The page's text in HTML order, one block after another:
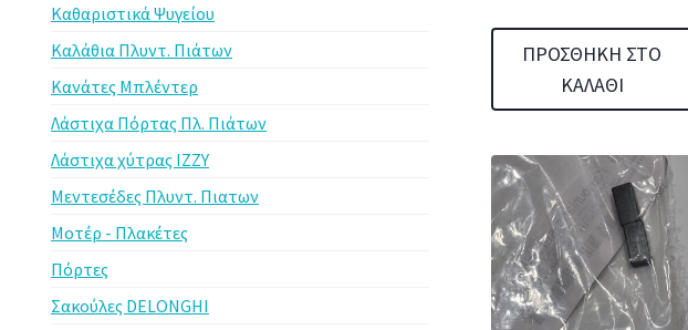
ΠΡΟΣΘΉΚΗ ΣΤΟ
ΚΑΛΆΘΙ
Καθαριστικά Ψυγείου
Καλάθια Πλυντ. Πιάτων
Κανάτες Μπλέντερ
Λάστιχα Πόρτας Πλ. Πιάτων
Λάστιχα χύτρας IZZY
Μεντεσέδες Πλυντ. Πιατων
Μοτέρ - Πλακέτες
Πόρτες
Σακούλες DELONGHI